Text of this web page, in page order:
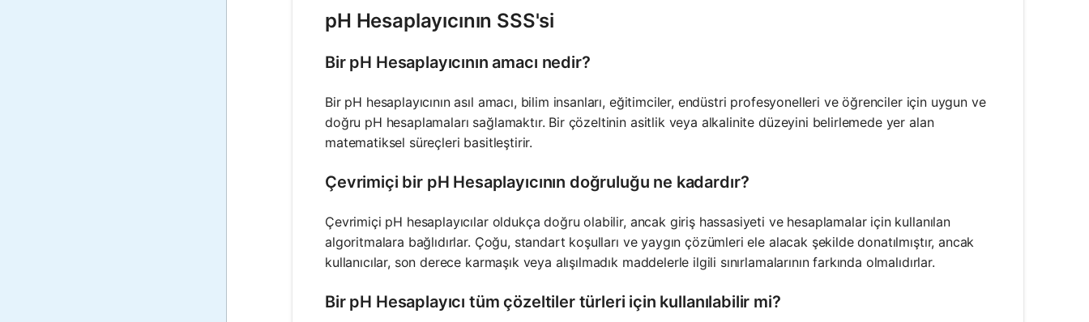
pH Hesaplayıcının SSS'si
Bir pH Hesaplayıcının amacı nedir?
Bir pH hesaplayıcının asıl amacı, bilim insanları, eğitimciler, endüstri profesyonelleri ve öğrenciler için uygun ve
doğru pH hesaplamaları sağlamaktır. Bir çözeltinin asitlik veya alkalinite düzeyini belirlemede yer alan
matematiksel süreçleri basitleştirir.
Çevrimiçi bir pH Hesaplayıcının doğruluğu ne kadardır?
Çevrimiçi pH hesaplayıcılar oldukça doğru olabilir, ancak giriş hassasiyeti ve hesaplamalar için kullanılan
algoritmalara bağlıdırlar. Çoğu, standart koşulları ve yaygın çözümleri ele alacak şekilde donatılmıştır, ancak
kullanıcılar, son derece karmaşık veya alışılmadık maddelerle ilgili sınırlamalarının farkında olmalıdırlar.
Bir pH Hesaplayıcı tüm çözeltiler türleri için kullanılabilir mi?